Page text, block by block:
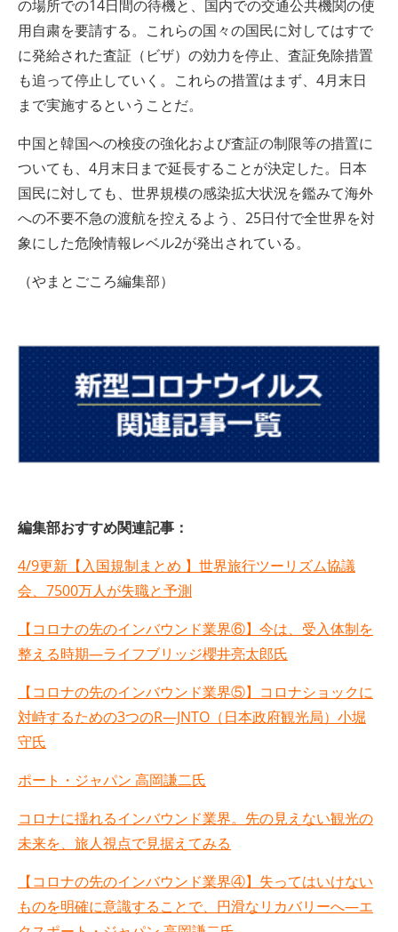
の場所での14日間の待機と、国内での交通公共機関の使
用自粛を要請する。これらの国々の国民に対してはすで
に発給された査証（ビザ）の効力を停止、査証免除措置
も追って停止していく。これらの措置はまず、4月末日
まで実施するということだ。
中国と韓国への検疫の強化および査証の制限等の措置に
ついても、4月末日まで延長することが決定した。日本
国民に対しても、世界規模の感染拡大状況を鑑みて海外
への不要不急の渡航を控えるよう、25日付で全世界を対
象にした危険情報レベル2が発出されている。
（やまとごころ編集部）
編集部おすすめ関連記事：
4/9更新【入国規制まとめ 】 世界旅行ツーリズム協議
会、7500万人が失職と予測
【コロナの先のインバウンド業界⑥】今は、受入体制を
整える時期—ライフブリッジ櫻井亮太郎氏
【コロナの先のインバウンド業界⑤】コロナショックに
対峙するための3つのR—JNTO（日本政府観光局）小堀
守氏
ポート・ジャパン 高岡謙二氏
コロナに揺れるインバウンド業界。先の見えない観光の
未来を、旅人視点で見据えてみる
【コロナの先のインバウンド業界④】失ってはいけない
ものを明確に意識することで、円滑なリカバリーへ—エ